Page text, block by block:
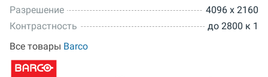
Разрешение
4096 x 2160
Контрастность
до 2800 к 1
Все товары Barco